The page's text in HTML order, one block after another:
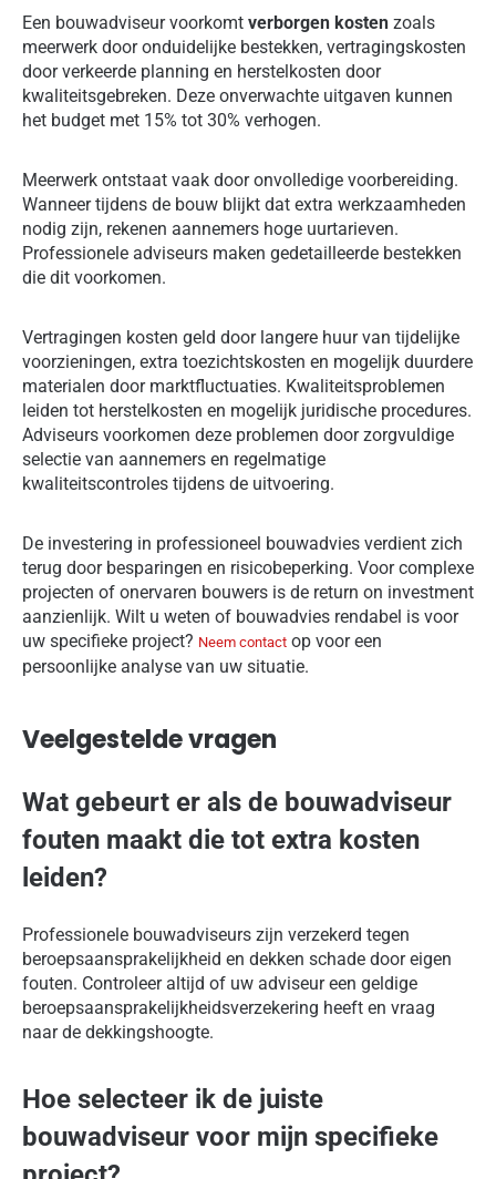
Een bouwadviseur voorkomt verborgen kosten zoals
meerwerk door onduidelijke bestekken, vertragingskosten
door verkeerde planning en herstelkosten door
kwaliteitsgebreken. Deze onverwachte uitgaven kunnen
het budget met 15% tot 30% verhogen.
Meerwerk ontstaat vaak door onvolledige voorbereiding.
Wanneer tijdens de bouw blijkt dat extra werkzaamheden
nodig zijn, rekenen aannemers hoge uurtarieven.
Professionele adviseurs maken gedetailleerde bestekken
die dit voorkomen.
Vertragingen kosten geld door langere huur van tijdelijke
voorzieningen, extra toezichtskosten en mogelijk duurdere
materialen door marktfluctuaties. Kwaliteitsproblemen
leiden tot herstelkosten en mogelijk juridische procedures.
Adviseurs voorkomen deze problemen door zorgvuldige
selectie van aannemers en regelmatige
kwaliteitscontroles tijdens de uitvoering.
De investering in professioneel bouwadvies verdient zich
terug door besparingen en risicobeperking. Voor complexe
projecten of onervaren bouwers is de return on investment
aanzienlijk. Wilt u weten of bouwadvies rendabel is voor
uw specifieke project? Neem contact op voor een
persoonlijke analyse van uw situatie.
Veelgestelde vragen
Wat gebeurt er als de bouwadviseur
fouten maakt die tot extra kosten
leiden?
Professionele bouwadviseurs zijn verzekerd tegen
beroepsaansprakelijkheid en dekken schade door eigen
fouten. Controleer altijd of uw adviseur een geldige
beroepsaansprakelijkheidsverzekering heeft en vraag
naar de dekkingshoogte.
Hoe selecteer ik de juiste
bouwadviseur voor mijn specifieke